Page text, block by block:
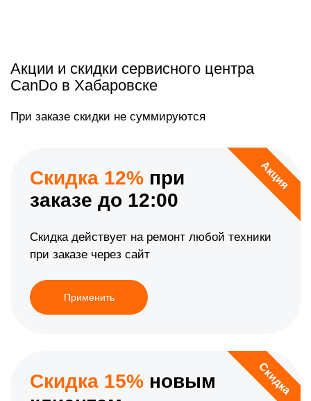
Акции и скидки сервисного центра
CanDo в Хабаровске
При заказе скидки не суммируются
Акция
Скидка 12% при
заказе до 12:00
Скидка действует на ремонт любой техники
при заказе через сайт
Применить
Скидка
Скидка 15% новым